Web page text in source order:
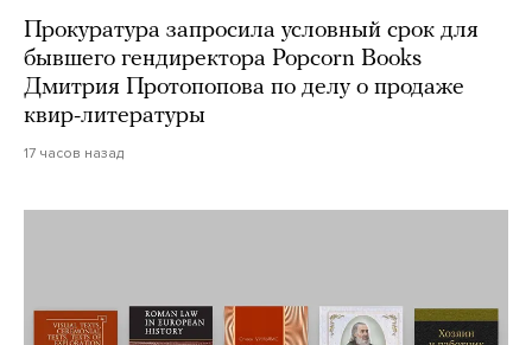
Прокуратура запросила условный срок для
бывшего гендиректора Popcorn Books
Дмитрия Протопопова по делу о продаже
квир-литературы
17 часов назад